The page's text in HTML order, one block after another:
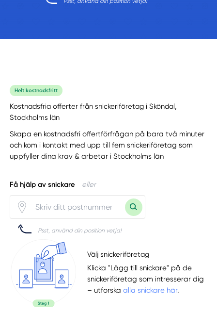
Helt kostnadsfritt
Kostnadsfria offerter från snickeriföretag i Sköndal,
Stockholms län
Skapa en kostnadsfri offertförfrågan på bara två minuter
och kom i kontakt med upp till fem snickeriföretag som
uppfyller dina krav & arbetar i Stockholms län
Få hjälp av snickare eller
Psst, använd din position vetja!
Välj snickeriföretag
Klicka "Lägg till snickare" på de
snickeriföretag som intresserar dig
– utforskaalla snickare här.